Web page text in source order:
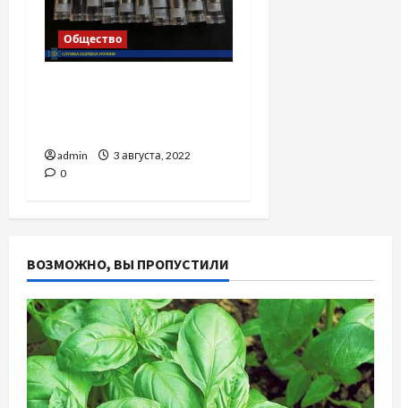
Общество
admin
3 августа, 2022
0
ВОЗМОЖНО, ВЫ ПРОПУСТИЛИ